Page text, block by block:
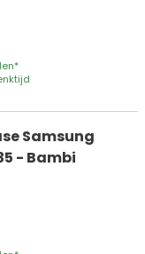
Samsung
- Bambi